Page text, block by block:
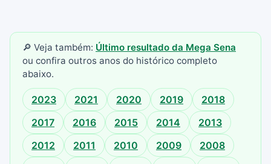
🔎 Veja também: Último resultado da Mega Sena
ou confira outros anos do histórico completo
abaixo.
2023 2021 2020 2019
2018
2017
2016 2015 2014
2013
2012
2011 2010 2009
2008